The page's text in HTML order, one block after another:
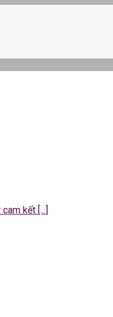
kết [...]